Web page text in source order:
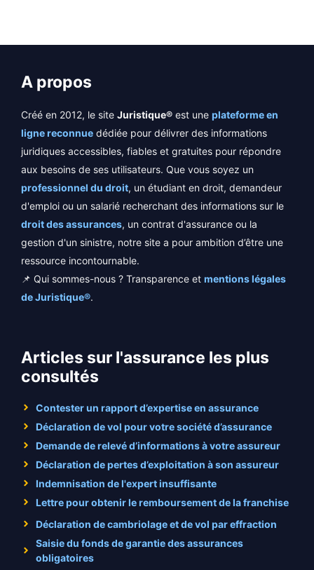
A propos
Créé en 2012, le site Juristique® est une plateforme en
ligne reconnue dédiée pour délivrer des informations
juridiques accessibles, fiables et gratuites pour répondre
aux besoins de ses utilisateurs. Que vous soyez un
professionnel du droit, un étudiant en droit, demandeur
d'emploi ou un salarié recherchant des informations sur le
droit des assurances, un contrat d'assurance ou la
gestion d'un sinistre, notre site a pour ambition d’être une
ressource incontournable.
📌 Qui sommes-nous ? Transparence et mentions légales
de Juristique®.
Articles sur l'assurance les plus
consultés
Contester un rapport d’expertise en assurance
Déclaration de vol pour votre société d’assurance
Demande de relevé d’informations à votre assureur
Déclaration de pertes d’exploitation à son assureur
Indemnisation de l'expert insuffisante
Lettre pour obtenir le remboursement de la franchise
Déclaration de cambriolage et de vol par effraction
Saisie du fonds de garantie des assurances
obligatoires